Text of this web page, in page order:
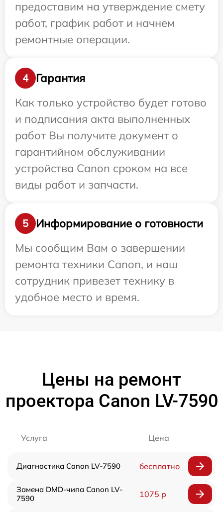
предоставим на утверждение смету
работ, график работ и начнем
ремонтные операции.
4
Гарантия
Как только устройство будет готово
и подписания акта выполненных
работ Вы получите документ о
гарантийном обслуживании
устройства Canon сроком на все
виды работ и запчасти.
5
Информирование о готовности
Мы сообщим Вам о завершении
ремонта техники Canon, и наш
сотрудник привезет технику в
удобное место и время.
Цены на ремонт
проектора Canon LV-7590
Услуга Цена
Диагностика Canon LV-7590 бесплатно
Замена DMD-чипа Canon LV-
7590
1075 р